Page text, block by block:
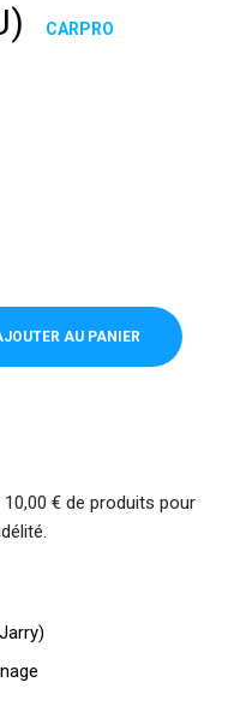
CARPRO
AU PANIER
€ de produits pour